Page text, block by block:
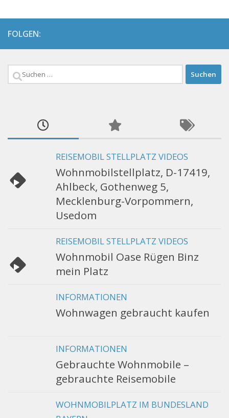
FOLGEN:
Suchen
REISEMOBIL STELLPLATZ VIDEOS
Wohnmobilstellplatz, D-17419,
Ahlbeck, Gothenweg 5,
Mecklenburg-Vorpommern,
Usedom
REISEMOBIL STELLPLATZ VIDEOS
Wohnmobil Oase Rügen Binz
mein Platz
INFORMATIONEN
Wohnwagen gebraucht kaufen
INFORMATIONEN
Gebrauchte Wohnmobile –
gebrauchte Reisemobile
WOHNMOBILPLATZ IM BUNDESLAND